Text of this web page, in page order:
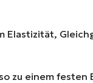
Elastizität,
zu einem festen